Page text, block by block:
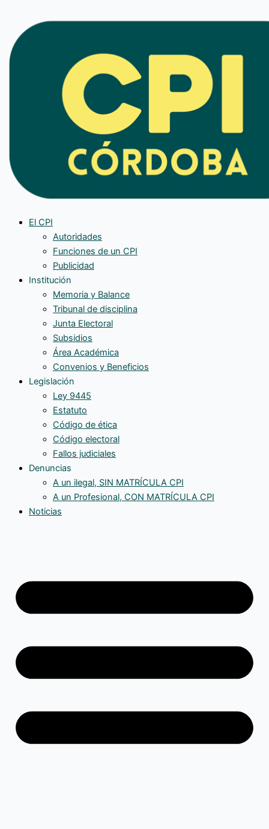
contenido
El CPI
Autoridades
Funciones de un CPI
Publicidad
Institución
Memoria y Balance
Tribunal de disciplina
Junta Electoral
Subsidios
Área Académica
Convenios y Beneficios
Legislación
Ley 9445
Estatuto
Código de ética
Código electoral
Fallos judiciales
Denuncias
A un ilegal, SIN MATRÍCULA CPI
A un Profesional, CON MATRÍCULA CPI
Noticias